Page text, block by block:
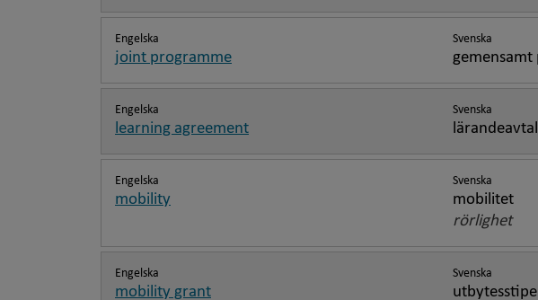
Engelska
joint programme
Svenska
gemensamt
Engelska
learning agreement
Svenska
lärandeavtal
Engelska
mobility
Svenska
mobilitet
rörlighet
Engelska
mobility grant
Svenska